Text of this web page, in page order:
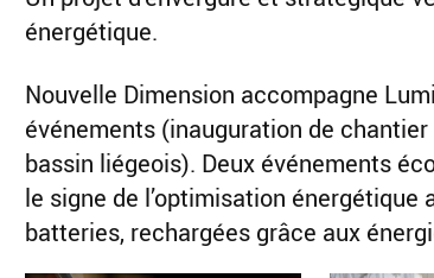
énergétique.
Nouvelle Dimension accompagne
événements (inauguration de
bassin liégeois). Deux événements
le signe de l’optimisation
batteries, rechargées grâce aux